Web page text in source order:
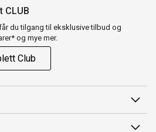
CLUB
du tilgang til eksklusive tilbud og
og mye mer.
Club